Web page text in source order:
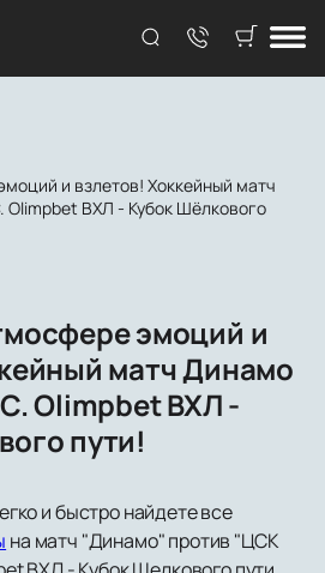
и взлетов! Хоккейный матч
ВХЛ - Кубок Шёлкового
эмоций и
матч Динамо
Olimpbet ВХЛ -
пути!
и быстро найдете все
на матч "Динамо" против "ЦСК